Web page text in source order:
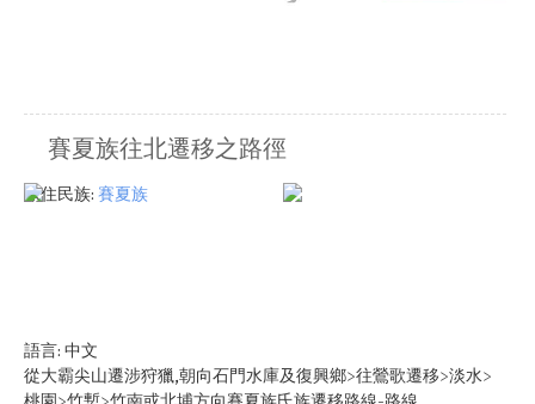
賽夏族往北遷移之路徑
原住民族: 賽夏族
語言: 中文
從大霸尖山遷涉狩獵,朝向石門水庫及復興鄉>往鶯歌遷移>淡水>